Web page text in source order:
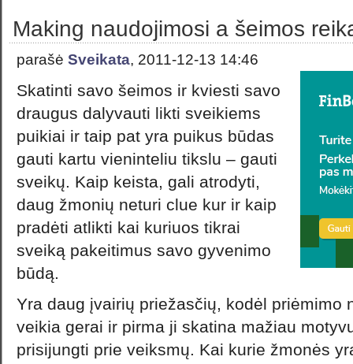
Making naudojimosi a šeimos
parašė Sveikata, 2011-12-13 14:46
Skatinti savo šeimos ir kviesti savo
draugus dalyvauti likti sveikiems
puikiai ir taip pat yra puikus būdas
gauti kartu vieninteliu tikslu – gauti
sveikų. Kaip keista, gali atrodyti,
daug žmonių neturi clue kur ir kaip
pradėti atlikti kai kuriuos tikrai
sveiką pakeitimus savo gyvenimo
būdą.
Yra daug įvairių priežasčių, kodėl priėmimo
veikia gerai ir pirma ji skatina mažiau
prisijungti prie veiksmų. Kai kurie žmonės